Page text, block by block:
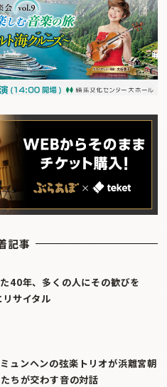
記事
40年、多くの人にその歓びを
サイタル
ュンヘンの弦楽トリオが浜離宮朝
たちが交わす音の対話